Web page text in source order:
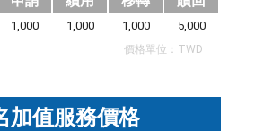
1,000 1,000 1,000 5,000
價格單位：TWD
加值服務價格